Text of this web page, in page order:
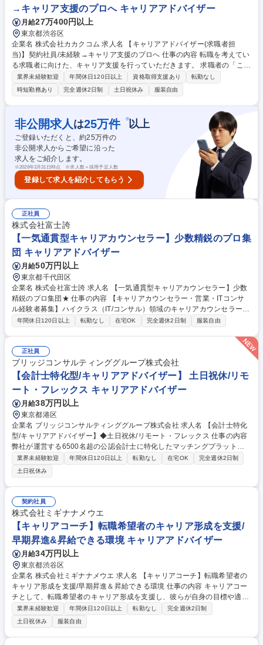
ルーター/在宅可
→キャリア支援のプロへ キャリアアドバイザー
月給27万400円以上
東京都渋谷区
企業名 株式会社カカクコム 求人名 【キャリアアドバイザー(求職者担
当)】契約社員/未経験→キャリア支援のプロへ 仕事の内容 転職を考えてい
る求職者に向けた、キャリア支援を行っていただきます。 求職者の「これ
から」に寄り添いながら、最適な求人をご提案し、内定・入社までをサポ
ートするお仕事です。 ・登録者への面談日程の調整・アポイント取得 ・
キャリア面談（電話 or オンライン） ・求人のご提案 ・応募書類の添削、
面接対策 ・選考スケジュールの管理・フォロー ・入社までのフォロー な
ど 募集職種 【キャリアアドバイザー(求職者担当)】契約社員/未経験→キ
ャリア支援のプロへ
業界未経験歓迎 年間休日120日以上 資格取得支援あり
転勤なし
時短勤務あり
完全週休2日制 土日祝休み 服装自由
非公開求人 は25万件 ※以上
ご登録いただくと、約25万件の
非公開求人からご希望に沿った
求人をご紹介します。
※2026年3月31日時点 ※求人数＝採用予定人数
登録して求人を紹介してもらう
正社員
株式会社富士誇
【一気通貫型キャリアカウンセラー】少数精鋭のプロ集
団 キャリアアドバイザー
月給50万円以上
東京都千代田区
企業名 株式会社富士誇 求人名 【一気通貫型キャリアカウンセラー】少数
精鋭のプロ集団★ 仕事の内容 【キャリアカウンセラー・営業・ITコンサ
ル経験者募集】ハイクラス（IT/コンサル）領域のキャリアカウンセラー。
スカウトから平均10時間のカウンセリング、経営層への採用提案まで一気
スカウトや丁寧なカウンセリングから、企業の経営課題に対する採用提案
まで全フェーズをマルチにリードします。 1.マッチング：全工程を担い情
報の解像度を高め、価値ある成約を実現 2.アプローチ：IT・コンサル領域
のリーダー層へ本質的な提案 3.提案：経営層と対等に議論し、変革に直結
する採用を創出 募集職種 【一気通貫型キャリアカウンセラー】少数精鋭
のプロ集団★
年間休日120日以上 転勤なし 在宅OK 完全週休2日制 服装自由
正社員
ブリッジコンサルティンググループ株式会社
【会計士特化型/キャリアアドバイザー】 土日祝休/リモ
ート・フレックス キャリアアドバイザー
月給38万円以上
東京都港区
企業名 ブリッジコンサルティンググループ株式会社 求人名 【会計士特化
型/キャリアアドバイザー】◆土日祝休/リモート・フレックス 仕事の内容
弊社が運営する6500名超の公認会計士に特化したマッチングプラットフ
ォーム「会計士.job」への新規登録者に対し、面談を通じて最適なプロジ
ェクトへのアサインを支援するポジションです。 月間約70～80名の新規
登録者のうち半数以上と面談を行い、各事業部と連携しながら稼働率向上
に向けたマッチングを推進していただきます。 ●会計士.jobに関わる業務
登録者（独立会計士）とのキャリア面談実施（1日2～3件、月30件程
度）：スキル・志向性等のヒアリングおよび記録 ・面談結果の社内共有
と、各事業部とのマッチング連携 ●人材マッチング事業に関わる業務（新
規事業）：登録人材のリサーチ・リーチアウト 募集職種 【会計士特化型/
キャリアアドバイザー】◆土日祝休/リモート・フレックス
業界未経験歓迎 年間休日120日以上 転勤なし 在宅OK
完全週休2日制
土日祝休み
契約社員
株式会社ミギナナメウエ
【キャリアコーチ】転職希望者のキャリア形成を支援/
早期昇進&昇給できる環境 キャリアアドバイザー
月給34万円以上
東京都渋谷区
企業名 株式会社ミギナナメウエ 求人名 【キャリアコーチ】転職希望者の
キャリア形成を支援/早期昇進＆昇給できる環境 仕事の内容 キャリアコー
チとして、転職希望者のキャリア形成を支援し、彼らが自身の目標や適性
に合ったキャリアパスを描けるようサポートしていただきます。 ■個別相
談セッション(1対1のセッションを通じ、キャリアゴールに向けたアクシ
ョンプランの策定や実行を支援) ■キャリアカウンセリング(お客様の強み
や価値観を引き出すコーチング的アプローチを実施。問題解決を促すリフ
業界未経験歓迎 年間休日120日以上 転勤なし
完全週休2日制
土日祝休み
服装自由